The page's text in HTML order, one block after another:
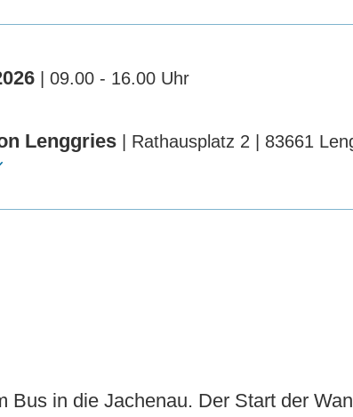
| 09.00 - 16.00 Uhr
Lenggries| Rathausplatz 2 | 83661
Bus in die Jachenau. Der Start der